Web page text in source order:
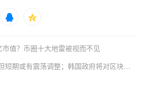
市值？币圈十大地雷被视而不见
下一篇：BTC持续利好但短期或有震荡调整；韩国政府将对区块链企业减免税收